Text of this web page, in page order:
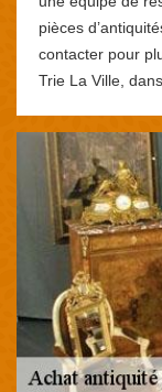
pièces
contacter pour
Trie La Ville,